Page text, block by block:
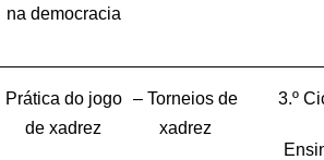
na democracia
Prática do jogo
de xadrez
– Torneios de
xadrez
3.º